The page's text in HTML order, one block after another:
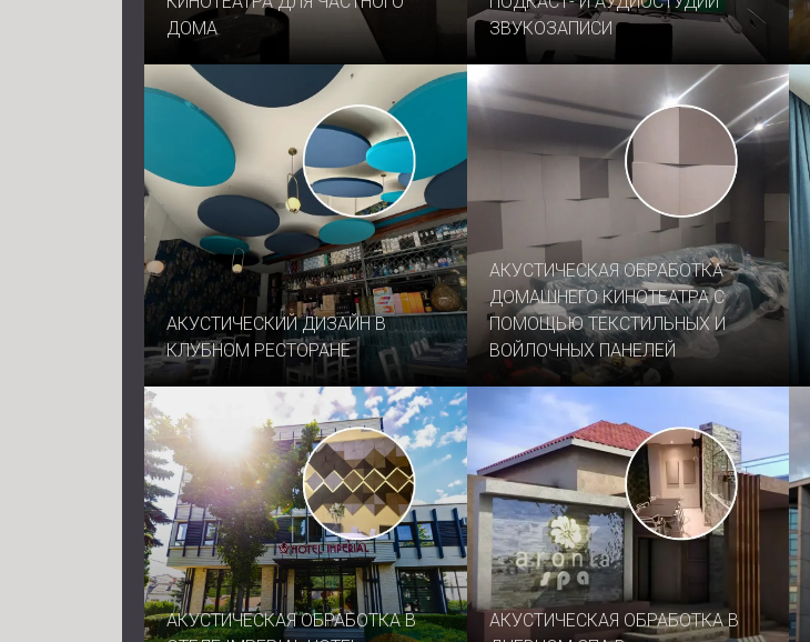
ДОМА
ЗВУКОЗАПИСИ
АКУСТИЧЕСКИЙ ДИЗАЙН В
КЛУБНОМ РЕСТОРАНЕ
АКУСТИЧЕСКАЯ ОБРАБОТКА
ДОМАШНЕГО КИНОТЕАТРА С
ПОМОЩЬЮ ТЕКСТИЛЬНЫХ И
ВОЙЛОЧНЫХ ПАНЕЛЕЙ
АКУСТИЧЕСКАЯ ОБРАБОТКА В
АКУСТИЧЕСКАЯ ОБРАБОТКА В